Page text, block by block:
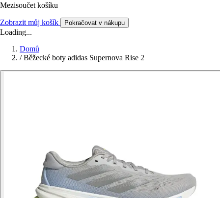
Mezisoučet košíku
Zobrazit můj košík Pokračovat v nákupu
Loading...
Domů
/ Běžecké boty adidas Supernova Rise 2